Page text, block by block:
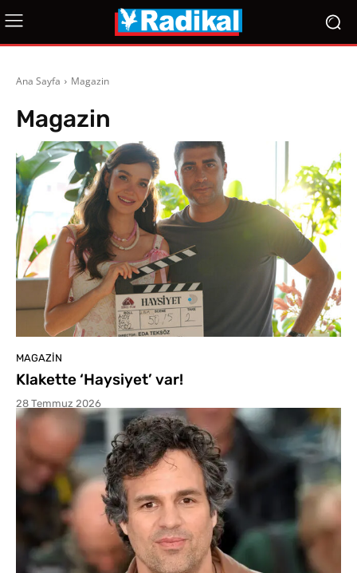
Ana Sayfa Magazin
Magazin
MAGAZIN
Klakette ‘Haysiyet’ var!
28 Temmuz 2026